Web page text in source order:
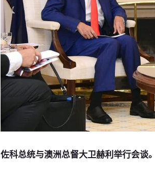
佐科总统与澳洲总督大卫赫利举行会谈。